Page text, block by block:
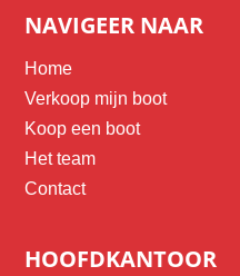
NAVIGEER NAAR
Home
Verkoop mijn boot
Koop een boot
Het team
Contact
HOOFDKANTOOR